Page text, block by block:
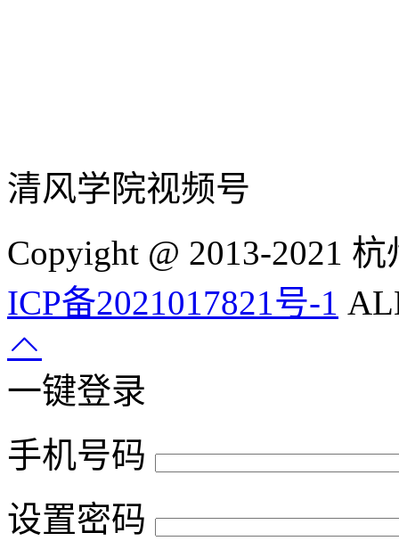
清风学院视频号
Copyight @ 2013-2021
ICP备2021017821号-1
一键登录
手机号码
设置密码